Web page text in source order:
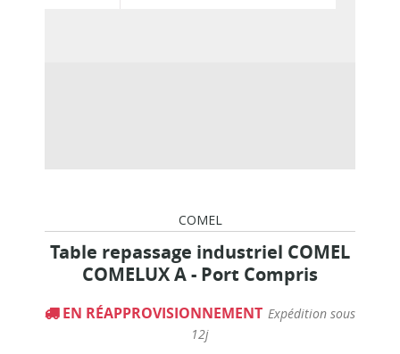
COMEL
Table repassage industriel COMEL
COMELUX A - Port Compris
EN RÉAPPROVISIONNEMENT Expédition sous
12j